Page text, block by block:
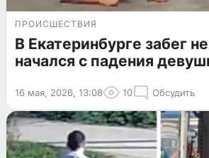
ПРОИСШЕСТВИЯ
В Екатеринбурге забег
начался с падения
16 мая, 2026, 13:08 10 Обсудить